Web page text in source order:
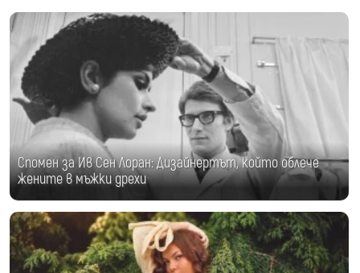
Спомен за Ив Сен Лоран: Дизайнертът, който облече
жените в мъжки дрехи